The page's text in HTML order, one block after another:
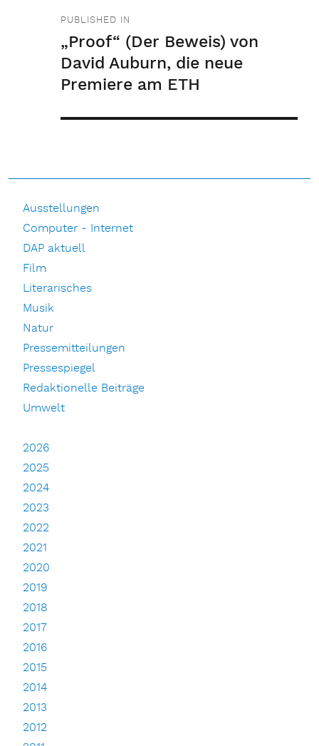
Beitragsnavigation
PUBLISHED IN
„Proof“ (Der Beweis) von
David Auburn, die neue
Premiere am ETH
Ausstellungen
Computer - Internet
DAP aktuell
Film
Literarisches
Musik
Natur
Pressemitteilungen
Pressespiegel
Redaktionelle Beiträge
Umwelt
2026
2025
2024
2023
2022
2021
2020
2019
2018
2017
2016
2015
2014
2013
2012